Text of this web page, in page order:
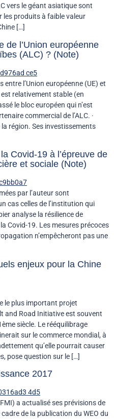
vers le géant asiatique sont
les produits à faible valeur
[…]
de l’Union européenne
(ALC) ? (Note)
l’Union européenne (UE) et
est relativement stable (en
le bloc européen qui n’est
commercial de l’ALC. ·
la région. Ses investissements
Covid-19 à l’épreuve de
et sociale (Note)
par l’auteur sont
cas celles de l’institution qui
analyse la résilience de
Covid-19. Les mesures précoces
n’empêcheront pas une
enjeux pour la Chine
le plus important projet
and Road Initiative est souvent
siècle. Le rééquilibrage
sur le commerce mondial, à
qu’elle pourrait causer
pose question sur le […]
2017
a actualisé ses prévisions de
de la publication du WEO du